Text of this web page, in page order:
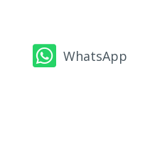
WhatsApp